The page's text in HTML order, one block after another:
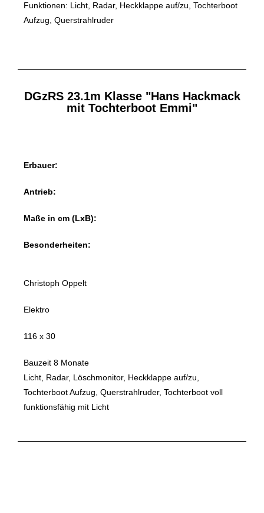
Funktionen: Licht, Radar, Heckklappe auf/zu, Tochterboot
Aufzug, Querstrahlruder
DGzRS 23.1m Klasse "Hans Hackmack
mit Tochterboot Emmi"
Erbauer:
Antrieb:
Maße in cm (LxB):
Besonderheiten:
Christoph Oppelt
Elektro
116 x 30
Bauzeit 8 Monate
Licht, Radar, Löschmonitor, Heckklappe auf/zu,
Tochterboot Aufzug, Querstrahlruder, Tochterboot voll
funktionsfähig mit Licht